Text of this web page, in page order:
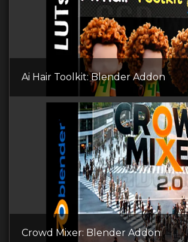
Ai Hair Toolkit: Blender Addon
Crowd Mixer: Blender Addon